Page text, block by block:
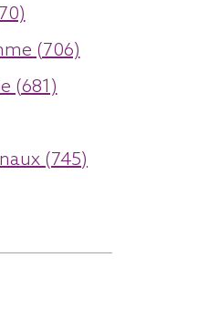
(706)
(681)
(745)